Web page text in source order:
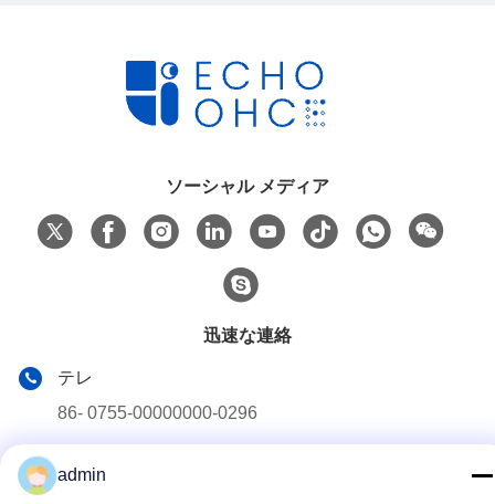
ソーシャル メディア
迅速な連絡
テレ
86- 0755-00000000-0296
admin